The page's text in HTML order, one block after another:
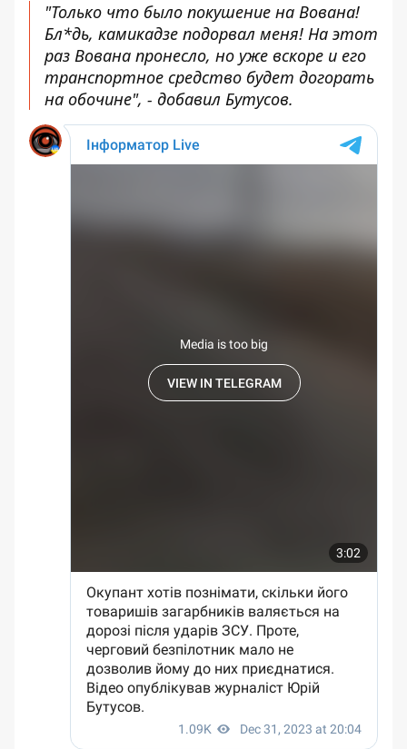
"Только что было покушение на Вована!
Бл*дь, камикадзе подорвал меня! На этот
раз Вована пронесло, но уже вскоре и его
транспортное средство будет догорать
на обочине", - добавил Бутусов.